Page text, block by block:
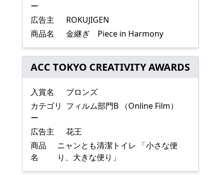
ー
広告主
ROKUJIGEN
商品名
金継ぎ Piece in Harmony
ACC TOKYO CREATIVITY AWARDS
入賞名
ブロンズ
カテゴリ
ー
フィルム部門B （Online Film）
広告主
花王
商品
名
ニャンとも清潔トイレ 「小さな便
り、大きな便り」